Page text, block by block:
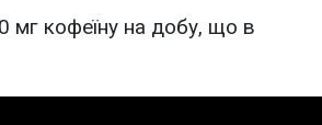
мг кофеїну на добу, що в